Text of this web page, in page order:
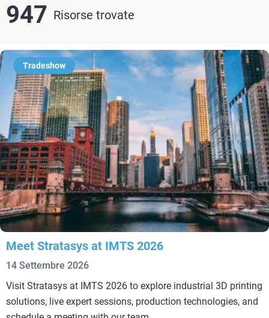
947 Risorse trovate
Tradeshow
Meet Stratasys at IMTS 2026
14 Settembre 2026
Visit Stratasys at IMTS 2026 to explore industrial 3D printing
solutions, live expert sessions, production technologies, and